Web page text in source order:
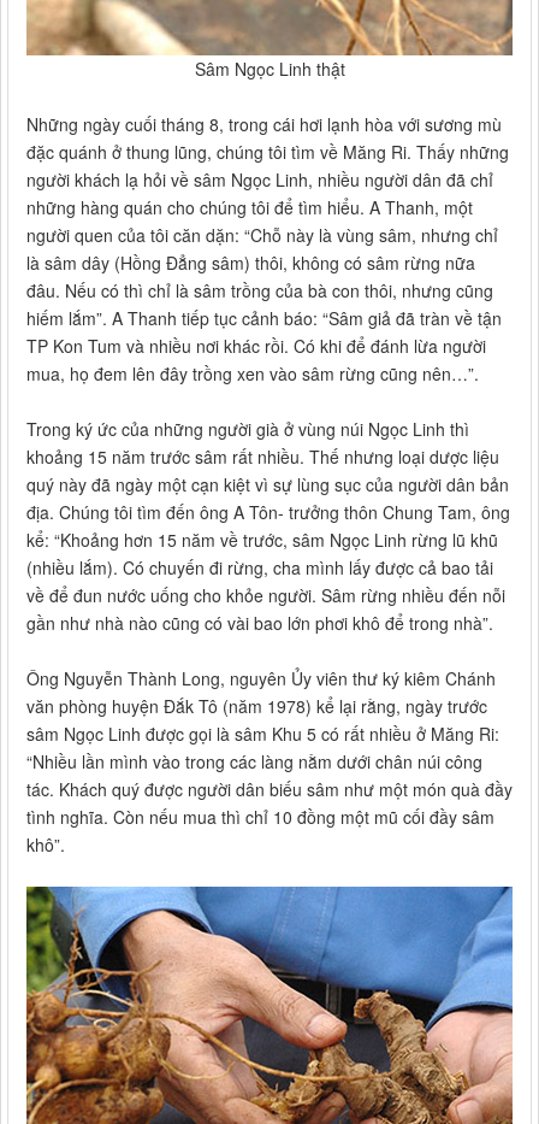
Sâm Ngọc Linh thật
Những ngày cuối tháng 8, trong cái hơi lạnh hòa với sương mù
đặc quánh ở thung lũng, chúng tôi tìm về Măng Ri. Thấy những
người khách lạ hỏi về sâm Ngọc Linh, nhiều người dân đã chỉ
những hàng quán cho chúng tôi để tìm hiểu. A Thanh, một
người quen của tôi căn dặn: “Chỗ này là vùng sâm, nhưng chỉ
là sâm dây (Hồng Đẳng sâm) thôi, không có sâm rừng nữa
đâu. Nếu có thì chỉ là sâm trồng của bà con thôi, nhưng cũng
hiếm lắm”. A Thanh tiếp tục cảnh báo: “Sâm giả đã tràn về tận
TP Kon Tum và nhiều nơi khác rồi. Có khi để đánh lừa người
mua, họ đem lên đây trồng xen vào sâm rừng cũng nên…”.
Trong ký ức của những người già ở vùng núi Ngọc Linh thì
khoảng 15 năm trước sâm rất nhiều. Thế nhưng loại dược liệu
quý này đã ngày một cạn kiệt vì sự lùng sục của người dân bản
địa. Chúng tôi tìm đến ông A Tôn- trưởng thôn Chung Tam, ông
kể: “Khoảng hơn 15 năm về trước, sâm Ngọc Linh rừng lũ khũ
(nhiều lắm). Có chuyến đi rừng, cha mình lấy được cả bao tải
về để đun nước uống cho khỏe người. Sâm rừng nhiều đến nỗi
gần như nhà nào cũng có vài bao lớn phơi khô để trong nhà”.
Ông Nguyễn Thành Long, nguyên Ủy viên thư ký kiêm Chánh
văn phòng huyện Đắk Tô (năm 1978) kể lại rằng, ngày trước
sâm Ngọc Linh được gọi là sâm Khu 5 có rất nhiều ở Măng Ri:
“Nhiều lần mình vào trong các làng nằm dưới chân núi công
tác. Khách quý được người dân biếu sâm như một món quà đầy
tình nghĩa. Còn nếu mua thì chỉ 10 đồng một mũ cối đầy sâm
khô”.